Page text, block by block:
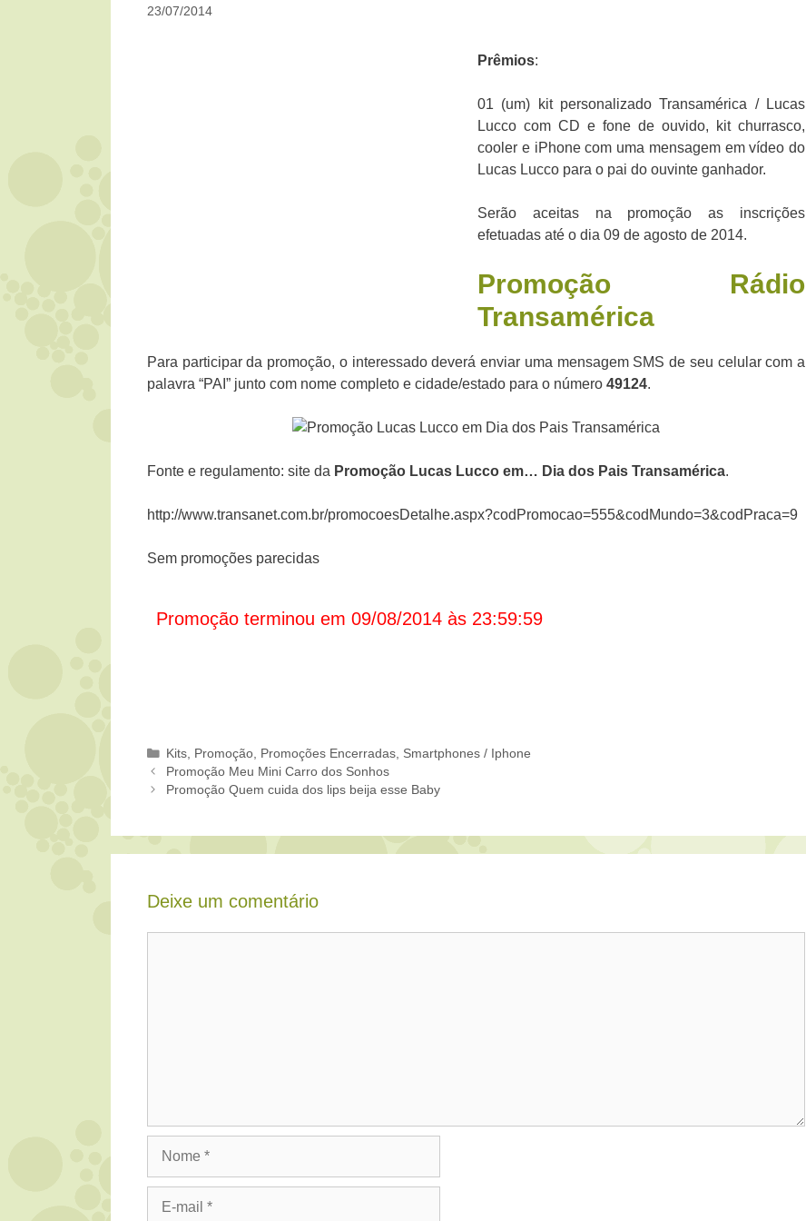
23/07/2014
Prêmios:
01 (um) kit personalizado Transamérica / Lucas
Lucco com CD e fone de ouvido, kit churrasco,
cooler e iPhone com uma mensagem em vídeo do
Lucas Lucco para o pai do ouvinte ganhador.
Serão aceitas na promoção as inscrições
efetuadas até o dia 09 de agosto de 2014.
Promoção Rádio
Transamérica
Para participar da promoção, o interessado deverá enviar uma mensagem SMS de seu celular com a
palavra “PAI” junto com nome completo e cidade/estado para o número 49124.
Fonte e regulamento: site da Promoção Lucas Lucco em… Dia dos Pais Transamérica.
http://www.transanet.com.br/promocoesDetalhe.aspx?codPromocao=555&codMundo=3&codPraca=9
Sem promoções parecidas
Promoção terminou em 09/08/2014 às 23:59:59
Categorias
Kits Promoção Promoções Encerradas Smartphones / Iphone
Promoção Meu Mini Carro dos Sonhos
Promoção Quem cuida dos lips beija esse Baby
Deixe um comentário